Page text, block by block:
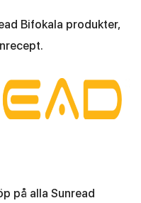
Bifokala produkter,
på alla Sunread